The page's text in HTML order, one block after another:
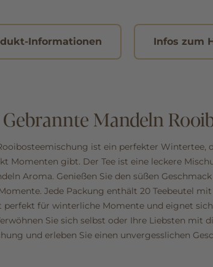
Informationen Infos zum
Mandeln
ist ein perfekter Wintertee,
Momenten gibt. Der Tee ist eine leckere
Aroma. Genießen Sie den süßen
Jede Packung enthält 20 Teebeutel
perfekt für winterliche Momente und eignet
Sie sich selbst oder Ihre Liebsten mit
und erleben Sie einen unvergesslichen